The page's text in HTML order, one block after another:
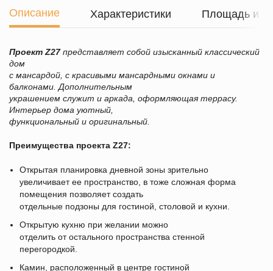
Описание Характеристики Площадь и
ПроектZ27представляет собой изысканный классический
дом
с мансардой, с красивыми мансардными окнами и
балконами. Дополнительным
украшением служит и аркада, оформляющая террасу.
Интерьер дома уютный,
функциональный и оригинальный.
Преимущества проектаZ27:
Открытая планировка дневной зоны зрительно
увеличивает ее пространство, в тоже сложная форма
помещения позволяет создать
отдельные подзоны для гостиной, столовой и кухни.
Открытую кухню при желании можно
отделить от остального пространства стенной
перегородкой.
Камин, расположенный в центре гостиной